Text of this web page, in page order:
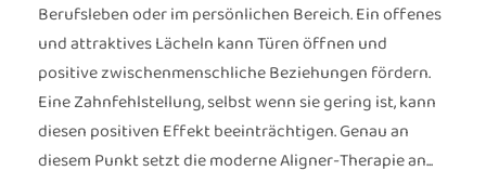
Berufsleben oder im persönlichen Bereich. Ein offenes
und attraktives Lächeln kann Türen öffnen und
positive zwischenmenschliche Beziehungen fördern.
Eine Zahnfehlstellung, selbst wenn sie gering ist, kann
diesen positiven Effekt beeinträchtigen. Genau an
diesem Punkt setzt die moderne Aligner-Therapie an...